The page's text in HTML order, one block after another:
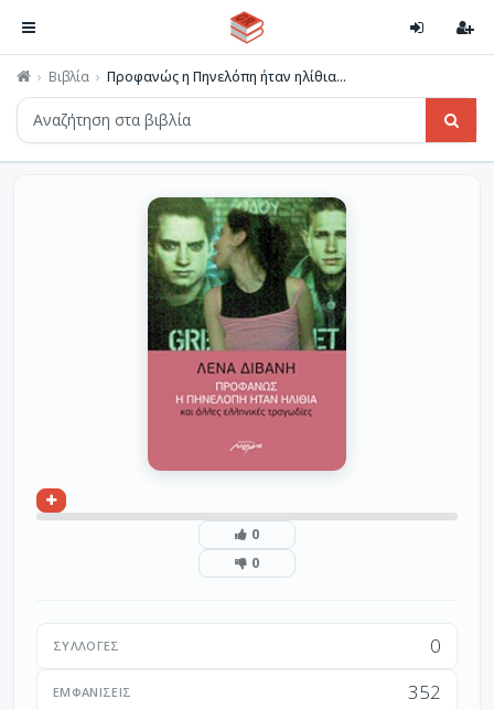
Βιβλία Προφανώς η Πηνελόπη ήταν ηλίθια...
0
0
ΣΥΛΛΟΓΈΣ 0
ΕΜΦΑΝΊΣΕΙΣ 352